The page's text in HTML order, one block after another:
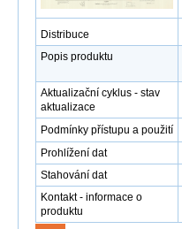
Distribuce
Popis produktu
Aktualizační cyklus - stav
aktualizace
Podmínky přístupu a použití
Prohlížení dat
Stahování dat
Kontakt - informace o
produktu